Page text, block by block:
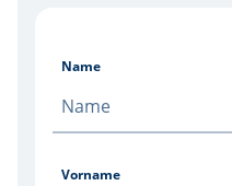
Name
Vorname